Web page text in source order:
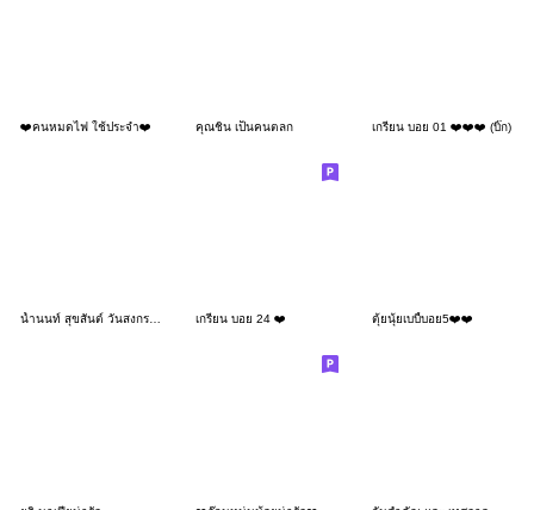
❤️คนหมดไฟ ใช้ประจำ❤️ คุณชิน เป็นคนตลก เกรียน บอย 01 ❤️❤️❤️ (บิ๊ก)
น้ำนนท์ สุขสันต์ วันสงกรานต์ครับ 3_34 เกรียน บอย 24 ❤️ ตุ้ยนุ้ยเบบี้บอย5❤️❤️